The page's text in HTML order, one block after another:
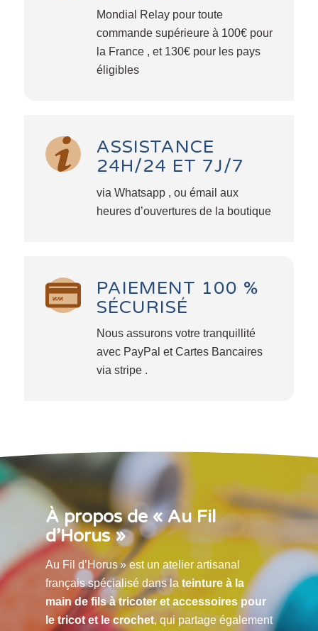
Mondial Relay pour toute
commande supérieure à 100€ pour
la France , et 130€ pour les pays
éligibles
ASSISTANCE
24H/24 ET 7J/7
via Whatsapp , ou émail aux
heures d’ouvertures de la boutique
PAIEMENT 100 %
SÉCURISÉ
Nous assurons votre tranquillité
avec PayPal et Cartes Bancaires
via stripe .
À propos de « Au Fil
d’Horus »
Au Fil d’Horus » est un atelier artisanal
français spécialisé dans la teinture à la
main de fils à tricoter et accessoires pour
le tricot et le crochet, qui partage également